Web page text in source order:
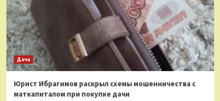
Дача
Юрист Ибрагимов раскрыл схемы мошенничества с
маткапиталом при покупке дачи